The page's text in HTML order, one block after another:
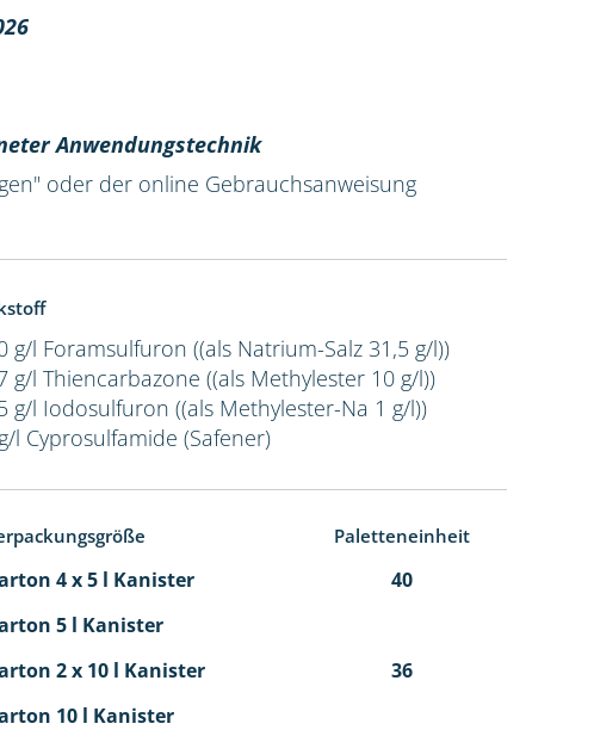
Anwendungstechnik
oder der online Gebrauchsanweisung
g/l Foramsulfuron ((als Natrium-Salz 31,5 g/l))
g/l Thiencarbazone ((als Methylester 10 g/l))
g/l Iodosulfuron ((als Methylester-Na 1 g/l))
l Cyprosulfamide (Safener)
Paletteneinheit
4 x 5 l Kanister
40
5 l Kanister
2 x 10 l Kanister
36
10 l Kanister